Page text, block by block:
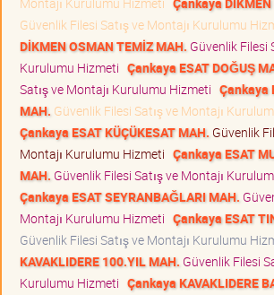
Montajı Kurulumu Hizmeti Çankaya
Güvenlik Filesi Satış ve Montajı Kurulumu
DİKMEN OSMAN TEMİZ MAH. Güvenlik Filesi
Kurulumu Hizmeti Çankaya ESAT DOĞUŞ
Satış ve Montajı Kurulumu Hizmeti Çankaya
MAH. Güvenlik Filesi Satış ve Montajı
Çankaya ESAT KÜÇÜKESAT MAH. Güvenlik
Montajı Kurulumu Hizmeti Çankaya ESAT
MAH. Güvenlik Filesi Satış ve Montajı
Çankaya ESAT SEYRANBAĞLARI MAH.
Montajı Kurulumu Hizmeti Çankaya ESAT
Güvenlik Filesi Satış ve Montajı Kurulumu
KAVAKLIDERE 100.YIL MAH. Güvenlik Filesi
Kurulumu Hizmeti Çankaya KAVAKLIDERE